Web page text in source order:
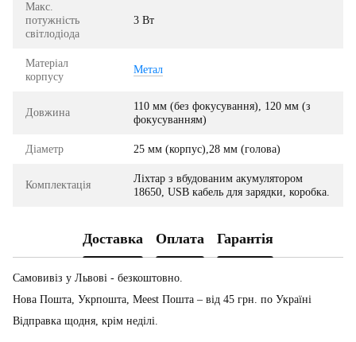
Макс.
потужність
світлодіода
3 Вт
Матеріал
корпусу
Метал
Довжина
110 мм (без фокусування), 120 мм (з
фокусуванням)
Діаметр 25 мм (корпус),28 мм (голова)
Комплектація
Ліхтар з вбудованим акумулятором
18650, USB кабель для зарядки, коробка.
Доставка Оплата Гарантія
Самовивіз у Львові - безкоштовно.
Нова Пошта, Укрпошта, Meest Пошта – від 45 грн. по Україні
Відправка щодня, крім неділі.